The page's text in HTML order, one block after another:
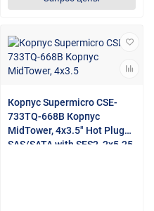
Корпус Supermicro CSE-
733TQ-668B Корпус
MidTower, 4x3.5" Hot Plug
SAS/SATA with SES2, 2x5.25